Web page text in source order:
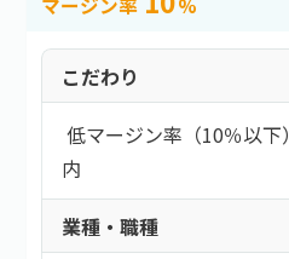
こだわり
低マージン率（10％以下）
内
業種・職種